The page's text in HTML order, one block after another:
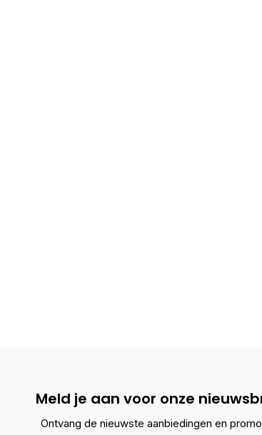
Meld je aan voor onze
Ontvang de nieuwste aanbiedingen en